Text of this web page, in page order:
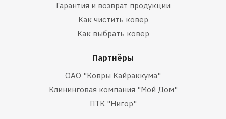
Гарантия и возврат продукции
Как чистить ковер
Как выбрать ковер
Партнёры
ОАО "Ковры Кайраккума"
Клининговая компания "Мой Дом"
ПТК "Нигор"